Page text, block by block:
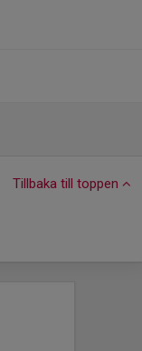
Tillbaka till toppen